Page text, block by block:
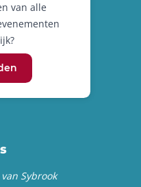
van alle
Sybrook